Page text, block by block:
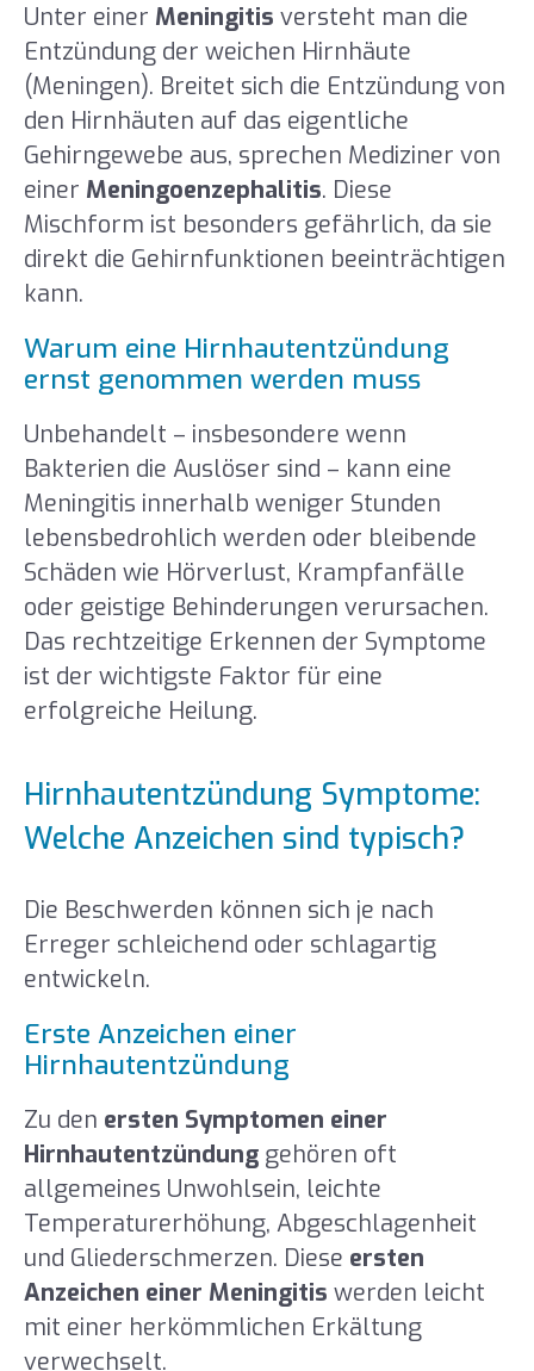
Unter einer Meningitis versteht man die
Entzündung der weichen Hirnhäute
(Meningen). Breitet sich die Entzündung von
den Hirnhäuten auf das eigentliche
Gehirngewebe aus, sprechen Mediziner von
einer Meningoenzephalitis. Diese
Mischform ist besonders gefährlich, da sie
direkt die Gehirnfunktionen beeinträchtigen
kann.
Warum eine Hirnhautentzündung
ernst genommen werden muss
Unbehandelt – insbesondere wenn
Bakterien die Auslöser sind – kann eine
Meningitis innerhalb weniger Stunden
lebensbedrohlich werden oder bleibende
Schäden wie Hörverlust, Krampfanfälle
oder geistige Behinderungen verursachen.
Das rechtzeitige Erkennen der Symptome
ist der wichtigste Faktor für eine
erfolgreiche Heilung.
Hirnhautentzündung Symptome:
Welche Anzeichen sind typisch?
Die Beschwerden können sich je nach
Erreger schleichend oder schlagartig
entwickeln.
Erste Anzeichen einer
Hirnhautentzündung
Zu den ersten Symptomen einer
Hirnhautentzündunggehören oft
allgemeines Unwohlsein, leichte
Temperaturerhöhung, Abgeschlagenheit
und Gliederschmerzen. Diese ersten
Anzeichen einer Meningitis werden leicht
mit einer herkömmlichen Erkältung
verwechselt.